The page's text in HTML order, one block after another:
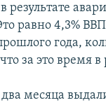
в результате
равно 4,3%
года,
за это время
месяца